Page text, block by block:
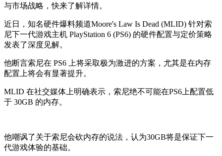
与市场战略，快来了解详情。
近日，知名硬件爆料频道Moore's Law Is Dead (MLID) 针对索
尼下一代游戏主机 PlayStation 6 (PS6) 的硬件配置与定价策略
发表了深度见解。
他断言索尼在 PS6 上将采取极为激进的方案，尤其是在内存
配置上将会有显著提升。
MLID 在社交媒体上明确表示，索尼绝不可能在PS6上配置低
于 30GB 的内存。
他嘲讽了关于索尼会砍内存的说法，认为30GB将是保证下一
代游戏体验的基础。